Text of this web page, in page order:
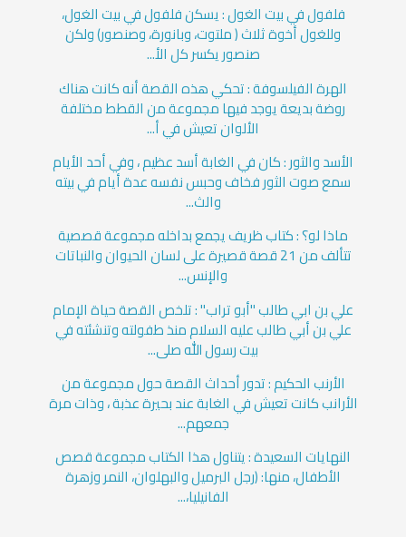
فلفول في بيت الغول : يسكن فلفول في بيت الغول،
وللغول أخوة ثلاث ( ملتوت، وبانورة، وصنصور) ولكن
صنصور يكسر كل الأ...
الهرة الفيلسوفة : تحكي هذه القصة أنه كانت هناك
روضة بديعة يوجد فيها مجموعة من القطط مختلفة
الألوان تعيش في أ...
الأسد والثور : كان في الغابة أسد عظيم ، وفي أحد الأيام
سمع صوت الثور فخاف وحبس نفسه عدة أيام في بيته
والث...
ماذا لو؟ : كتاب ظريف يجمع بداخله مجموعة قصصية
تتألف من 21 قصة قصيرة على لسان الحيوان والنباتات
والإنس...
علي بن ابي طالب "أبو تراب" : تلخص القصة حياة الإمام
علي بن أبي طالب عليه السلام منذ طفولته وتنشئته في
بيت رسول الله صلى...
الأرنب الحكيم : تدور أحداث القصة حول مجموعة من
الأرانب كانت تعيش في الغابة عند بحيرة عذبة ، وذات مرة
جمعهم...
النهايات السعيدة : يتناول هذا الكتاب مجموعة قصص
الأطفال، منها: (رجل البرميل والبهلوان، النمر وزهرة
الفانيليا،...